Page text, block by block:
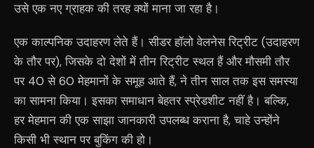
उसे एक नए ग्राहक की तरह क्यों माना जा रहा है।
एक काल्पनिक उदाहरण लेते हैं। सीडर हॉलो वेलनेस रिट्रीट (उदाहरण
के तौर पर), जिसके दो देशों में तीन रिट्रीट स्थल हैं और मौसमी तौर
पर 40 से 60 मेहमानों के समूह आते हैं, ने तीन साल तक इस समस्या
का सामना किया। इसका समाधान बेहतर स्प्रेडशीट नहीं है। बल्कि,
हर मेहमान की एक साझा जानकारी उपलब्ध कराना है, चाहे उन्होंने
किसी भी स्थान पर बुकिंग की हो।